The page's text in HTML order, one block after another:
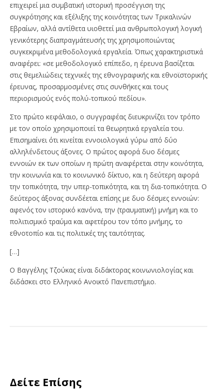
επιχειρεί μια συμβατική ιστορική προσέγγιση της
συγκρότησης και εξέλιξης της κοινότητας των Τρικαλινών
Εβραίων, αλλά αντίθετα υιοθετεί μια ανθρωπολογική λογική
γενικότερης διαπραγμάτευσής της χρησιμοποιώντας
συγκεκριμένα μεθοδολογικά εργαλεία. Όπως χαρακτηριστικά
αναφέρει: «σε μεθοδολογικό επίπεδο, η έρευνα βασίζεται
στις θεμελιώδεις τεχνικές της εθνογραφικής και εθνοϊστορικής
έρευνας, προσαρμοσμένες στις συνθήκες και τους
περιορισμούς ενός πολύ-τοπικού πεδίου».
Στο πρώτο κεφάλαιο, ο συγγραφέας διευκρινίζει τον τρόπο
με τον οποίο χρησιμοποιεί τα θεωρητικά εργαλεία του.
Eπισημαίνει ότι κινείται εννοιολογικά γύρω από δύο
αλληλένδετους άξονες. Ο πρώτος αφορά δυο δέσμες
εννοιών εκ των οποίων η πρώτη αναφέρεται στην κοινότητα,
την κοινωνία και το κοινωνικό δίκτυο, και η δεύτερη αφορά
την τοπικότητα, την υπερ-τοπικότητα, και τη δια-τοπικότητα. Ο
δεύτερος άξονας συνδέεται επίσης με δυο δέσμες εννοιών:
αφενός τον ιστορικό κανόνα, την (τραυματική) μνήμη και το
πολιτισμικό τραύμα και αφετέρου τον τόπο μνήμης, το
εθνοτοπίο και τις πολιτικές της ταυτότητας.
[…]
Ο Βαγγέλης Τζούκας είναι διδάκτορας κοινωνιολογίας και
διδάσκει στο Ελληνικό Ανοικτό Πανεπιστήμιο.
Δείτε Επίσης